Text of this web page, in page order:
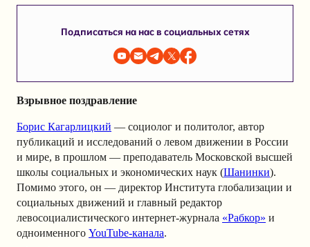
Подписаться на нас в социальных сетях
Взрывное поздравление
Борис Кагарлицкий — социолог и политолог, автор
публикаций и исследований о левом движении в России
и мире, в прошлом — преподаватель Московской высшей
школы социальных и экономических наук (Шанинки).
Помимо этого, он — директор Института глобализации и
социальных движений и главный редактор
левосоциалистического интернет-журнала «Рабкор» и
одноименного YouTube-канала.